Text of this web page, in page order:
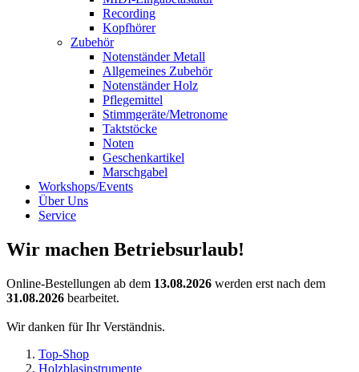
Recording
Kopfhörer
Zubehör
Notenständer Metall
Allgemeines Zubehör
Notenständer Holz
Pflegemittel
Stimmgeräte/Metronome
Taktstöcke
Noten
Geschenkartikel
Marschgabel
Workshops/Events
Über Uns
Service
Wir machen Betriebsurlaub!
Online-Bestellungen ab dem 13.08.2026 werden erst nach dem
31.08.2026 bearbeitet.
Wir danken für Ihr Verständnis.
Top-Shop
Holzblasinstrumente